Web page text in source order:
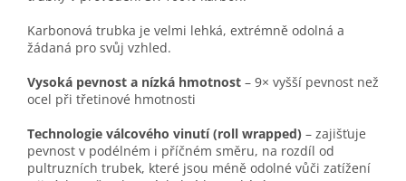
Karbonová trubka je velmi lehká, extrémně odolná a
žádaná pro svůj vzhled.
Vysoká pevnost a nízká hmotnost – 9× vyšší pevnost než
ocel při třetinové hmotnosti
Technologie válcového vinutí (roll wrapped) – zajišťuje
pevnost v podélném i příčném směru, na rozdíl od
pultruzních trubek, které jsou méně odolné vůči zatížení